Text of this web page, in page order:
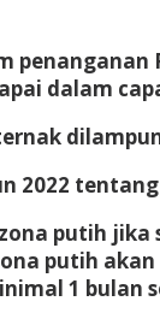
dalam
2022
putih
putih
1 bulan